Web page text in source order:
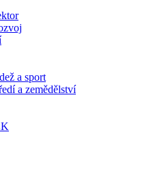
a sport
a zemědělství